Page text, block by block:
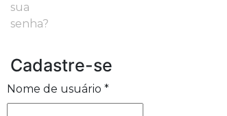
sua
senha?
Cadastre-se
Nome de usuário *